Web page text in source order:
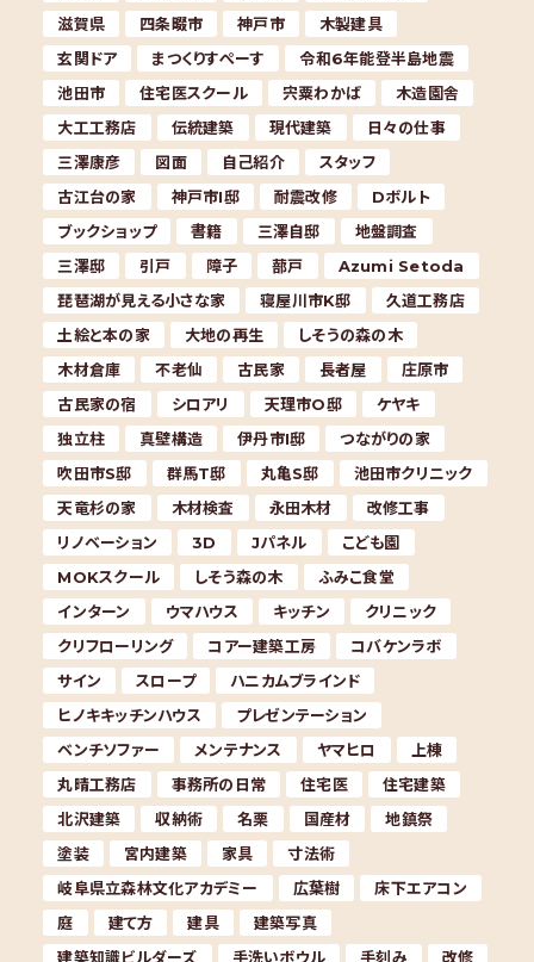
滋賀県
四条畷市 神戸市
木製建具
玄関ドア
まつくりすぺーす
令和6年能登半島地震
池田市
住宅医スクール 宍粟わかば
木造園舎
大工工務店
伝統建築 現代建築
日々の仕事
三澤康彦
図面 自己紹介
スタッフ
古江台の家
神戸市I邸 耐震改修
Dボルト
ブックショップ
書籍 三澤自邸
地盤調査
三澤邸
引戸 障子 蔀戸
Azumi Setoda
琵琶湖が見える小さな家
寝屋川市K邸
久道工務店
土絵と本の家
大地の再生
しそうの森の木
木材倉庫
不老仙 古民家 長者屋
庄原市
古民家の宿
シロアリ 天理市O邸
ケヤキ
独立柱
真壁構造 伊丹市I邸
つながりの家
吹田市S邸
群馬T邸 丸亀S邸
池田市クリニック
天竜杉の家
木材検査 永田木材
改修工事
リノベーション
3D Jパネル
こども園
MOKスクール
しそう森の木
ふみこ食堂
インターン
ウマハウス キッチン
クリニック
クリフローリング
コアー建築工房
コバケンラボ
サイン
スロープ
ハニカムブラインド
ヒノキキッチンハウス
プレゼンテーション
ベンチソファー
メンテナンス ヤマヒロ
上棟
丸晴工務店
事務所の日常 住宅医
住宅建築
北沢建築
収納術 名栗 国産材
地鎮祭
塗装
宮内建築 家具
寸法術
岐阜県立森林文化アカデミー
広葉樹
床下エアコン
庭
建て方 建具
建築写真
建築知識ビルダーズ
手洗いボウル 手刻み
改修